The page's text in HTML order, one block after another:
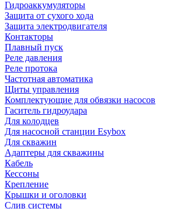
Гидроаккумуляторы
Защита от сухого хода
Защита электродвигателя
Контакторы
Плавный пуск
Реле давления
Реле протока
Частотная автоматика
Щиты управления
Комплектующие для обвязки насосов
Гаситель гидроудара
Для колодцев
Для насосной станции Esybox
Для скважин
Адаптеры для скважины
Кабель
Кессоны
Крепление
Крышки и оголовки
Слив системы